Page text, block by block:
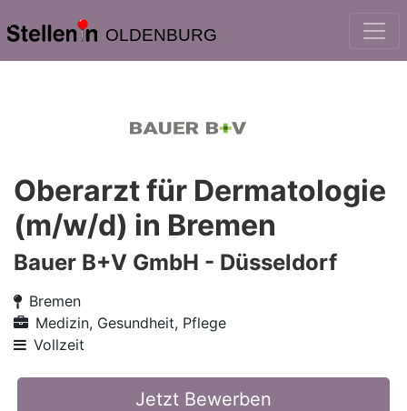
OLDENBURG
Oberarzt für Dermatologie
(m/w/d) in Bremen
Bauer B+V GmbH - Düsseldorf
Bremen
Medizin, Gesundheit, Pflege
Vollzeit
Jetzt Bewerben